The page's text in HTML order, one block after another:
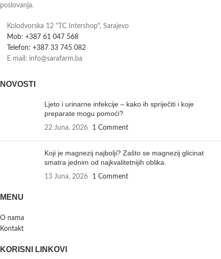
poslovanja.
Kolodvorska 12 "TC Intershop", Sarajevo
Mob: +387 61 047 568
Telefon: +387 33 745 082
E mail: info@sarafarm.ba
NOVOSTI
Ljeto i urinarne infekcije – kako ih spriječiti i koje
preparate mogu pomoći?
22 Juna, 2026 1 Comment
Koji je magnezij najbolji? Zašto se magnezij glicinat
smatra jednim od najkvalitetnijih oblika.
13 Juna, 2026 1 Comment
MENU
O nama
Kontakt
KORISNI LINKOVI